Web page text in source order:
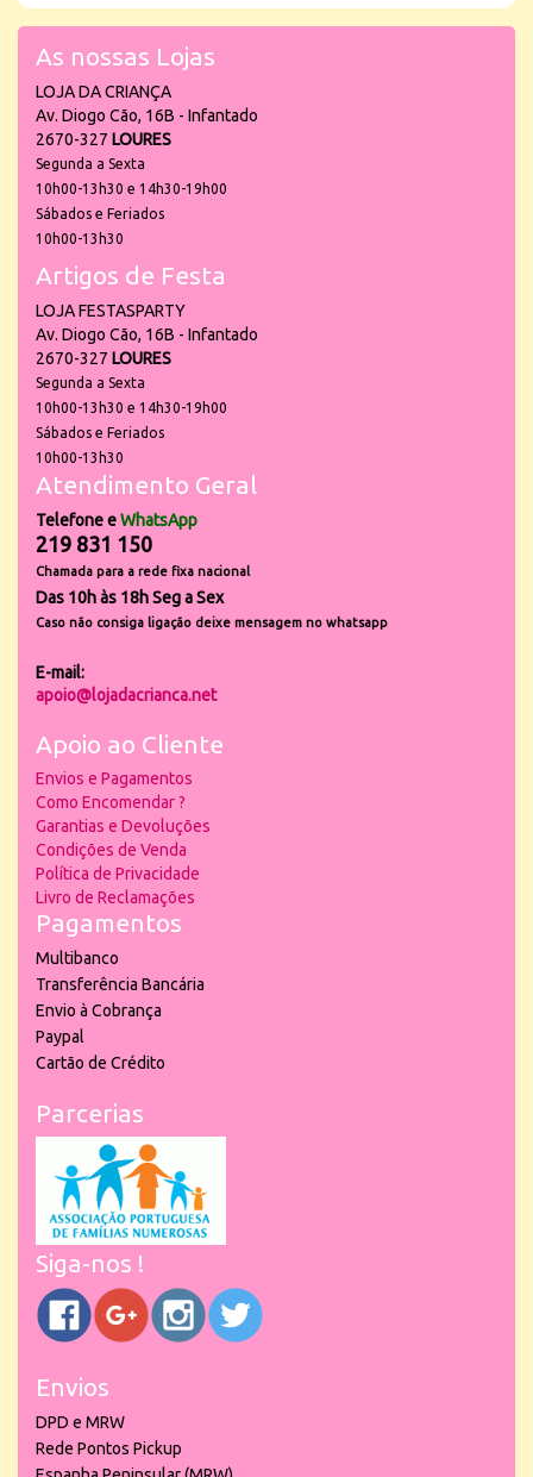
As nossas Lojas
LOJA DA CRIANÇA
Av. Diogo Cão, 16B - Infantado
2670-327 LOURES
Segunda a Sexta
10h00-13h30 e 14h30-19h00
Sábados e Feriados
10h00-13h30
Artigos de Festa
LOJA FESTASPARTY
Av. Diogo Cão, 16B - Infantado
2670-327 LOURES
Segunda a Sexta
10h00-13h30 e 14h30-19h00
Sábados e Feriados
10h00-13h30
Atendimento Geral
Telefone eWhatsApp
219 831 150
Chamada para a rede fixa nacional
Das 10h às 18h Seg a Sex
Caso não consiga ligação deixe mensagem no whatsapp
E-mail:
apoio@lojadacrianca.net
Apoio ao Cliente
Envios e Pagamentos
Como Encomendar ?
Garantias e Devoluções
Condições de Venda
Política de Privacidade
Livro de Reclamações
Pagamentos
Multibanco
Transferência Bancária
Envio à Cobrança
Paypal
Cartão de Crédito
Parcerias
Siga-nos !
Envios
DPD e MRW
Rede Pontos Pickup